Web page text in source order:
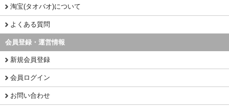
淘宝(タオバオ)について
よくある質問
会員登録・運営情報
新規会員登録
会員ログイン
お問い合わせ